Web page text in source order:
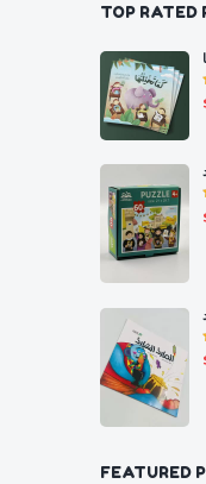
TOP RATED
FEATURED